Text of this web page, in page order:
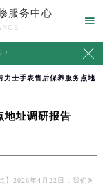
服务中心


力士手表售后保养服务点地
地址调研报告
】2026年4月22日，我们对